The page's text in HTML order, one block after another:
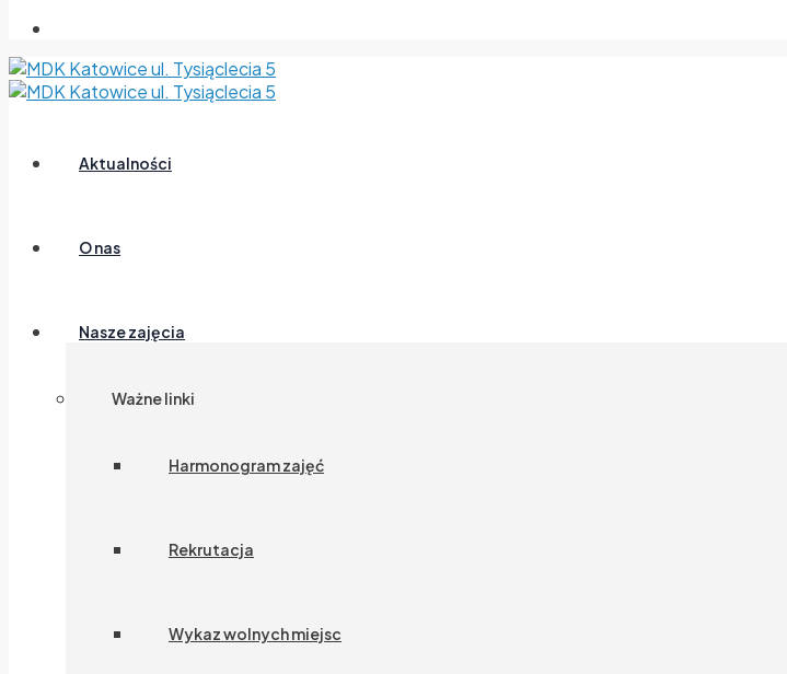
Aktualności
O nas
Nasze zajęcia
Ważne linki
Harmonogram zajęć
Rekrutacja
Wykaz wolnych miejsc